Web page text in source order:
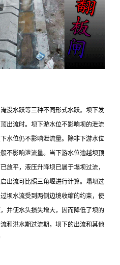
没水跃等三种不同形式水跃。坝下发
出流时。坝下游水位不影响坝的泄流
水位仍不影响泄流量。除非下游水位
不影响泄流量。当下游水位逾越坝顶
放平，液压升降坝已属于塌坝过流，
出流可比照三角堰进行计算。塌坝过
坝水流受到两侧边境收缩的约束，使
并使水头损失增大，因而降低了坝的
和洪水期过流期，坝下的出流和其他